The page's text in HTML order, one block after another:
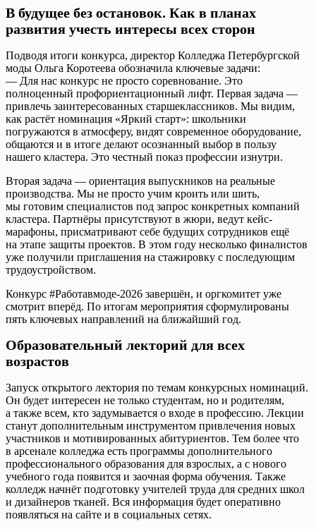
В будущее без остановок. Как в планах
развития учесть интересы всех сторон
Подводя итоги конкурса, директор Колледжа Петербургской
моды Ольга Коротеева обозначила ключевые задачи:
— Для нас конкурс не просто соревнование. Это
полноценный профориентационный лифт. Первая задача —
привлечь заинтересованных старшеклассников. Мы видим,
как растёт номинация «Яркий старт»: школьники
погружаются в атмосферу, видят современное оборудование,
общаются и в итоге делают осознанный выбор в пользу
нашего кластера. Это честный показ профессии изнутри.
Вторая задача — ориентация выпускников на реальные
производства. Мы не просто учим кроить или шить,
мы готовим специалистов под запрос конкретных компаний
кластера. Партнёры присутствуют в жюри, ведут кейс-
марафоны, присматривают себе будущих сотрудников ещё
на этапе защиты проектов. В этом году несколько финалистов
уже получили приглашения на стажировку с последующим
трудоустройством.
Конкурс #Работавмоде-2026 завершён, и оргкомитет уже
смотрит вперёд. По итогам мероприятия сформулированы
пять ключевых направлений на ближайший год.
Образовательный лекторий для всех
возрастов
Запуск открытого лектория по темам конкурсных номинаций.
Он будет интересен не только студентам, но и родителям,
а также всем, кто задумывается о входе в профессию. Лекции
станут дополнительным инструментом привлечения новых
участников и мотивированных абитуриентов. Тем более что
в арсенале колледжа есть программы дополнительного
профессионального образования для взрослых, а с нового
учебного года появится и заочная форма обучения. Также
колледж начнёт подготовку учителей труда для средних школ
и дизайнеров тканей. Вся информация будет оперативно
появляться на сайте и в социальных сетях.